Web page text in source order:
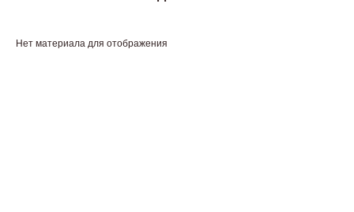
Нет материала для отображения